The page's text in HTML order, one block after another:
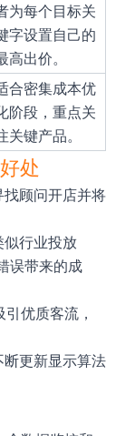
为每个目标关
字设置自己的
高出价。
合密集成本优
阶段，重点关
关键产品。
处
顾问开店并将
似行业投放
误带来的成
优质客流，
更新显示算法